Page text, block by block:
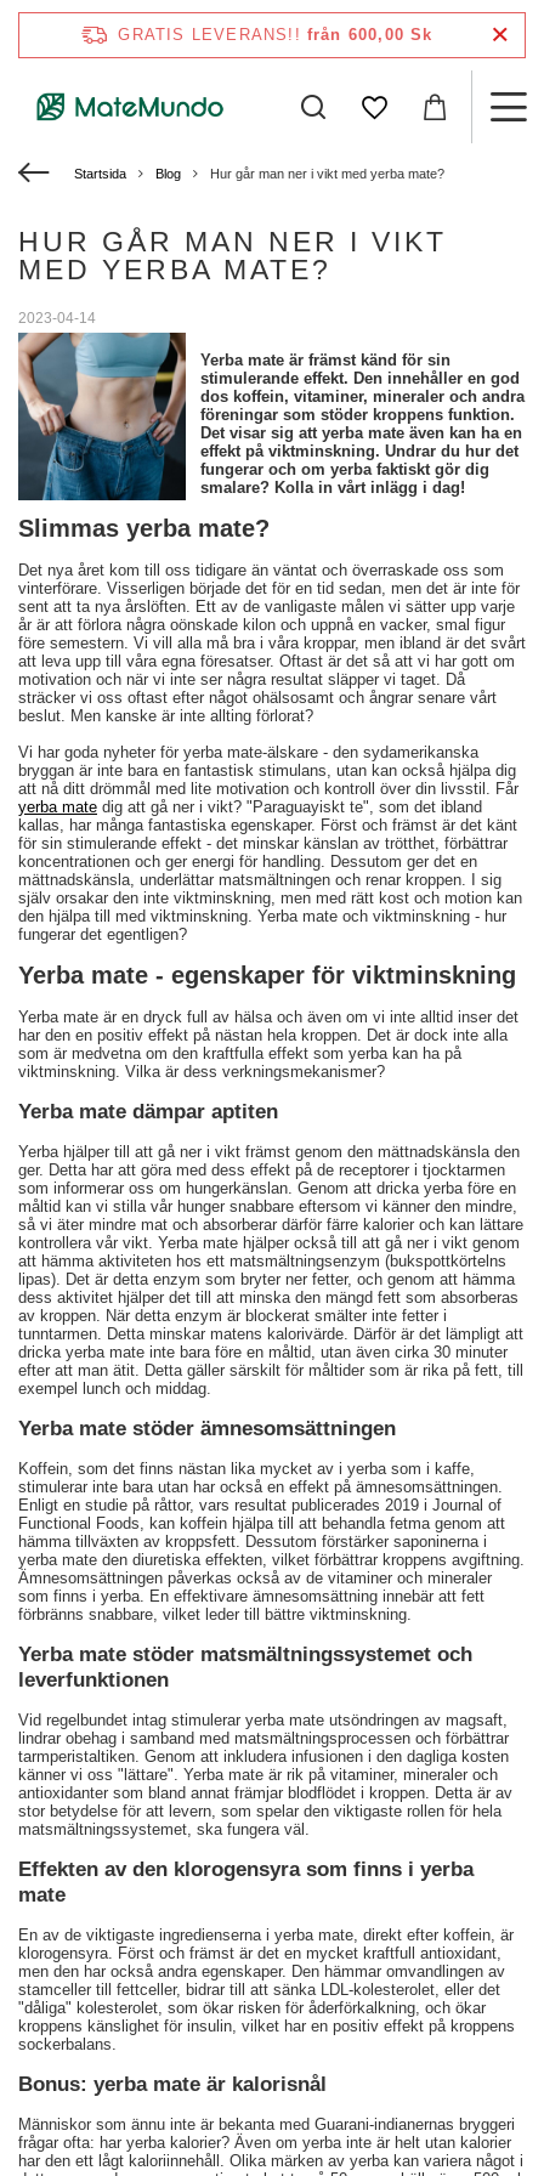
GRATIS LEVERANS!! från 600,00 Sk
Startsida Blog Hur går man ner i vikt med yerba mate?
HUR GÅR MAN NER I VIKT
MED YERBA MATE?
2023-04-14
Yerba mate är främst känd för sin
stimulerande effekt. Den innehåller en god
dos koffein, vitaminer, mineraler och andra
föreningar som stöder kroppens funktion.
Det visar sig att yerba mate även kan ha en
effekt på viktminskning. Undrar du hur det
fungerar och om yerba faktiskt gör dig
smalare? Kolla in vårt inlägg i dag!
Slimmas yerba mate?
Det nya året kom till oss tidigare än väntat och överraskade oss som
vinterförare. Visserligen började det för en tid sedan, men det är inte för
sent att ta nya årslöften. Ett av de vanligaste målen vi sätter upp varje
år är att förlora några oönskade kilon och uppnå en vacker, smal figur
före semestern. Vi vill alla må bra i våra kroppar, men ibland är det svårt
att leva upp till våra egna föresatser. Oftast är det så att vi har gott om
motivation och när vi inte ser några resultat släpper vi taget. Då
sträcker vi oss oftast efter något ohälsosamt och ångrar senare vårt
beslut. Men kanske är inte allting förlorat?
Vi har goda nyheter för yerba mate-älskare - den sydamerikanska
bryggan är inte bara en fantastisk stimulans, utan kan också hjälpa dig
att nå ditt drömmål med lite motivation och kontroll över din livsstil. Får
yerba mate dig att gå ner i vikt? "Paraguayiskt te", som det ibland
kallas, har många fantastiska egenskaper. Först och främst är det känt
för sin stimulerande effekt - det minskar känslan av trötthet, förbättrar
koncentrationen och ger energi för handling. Dessutom ger det en
mättnadskänsla, underlättar matsmältningen och renar kroppen. I sig
själv orsakar den inte viktminskning, men med rätt kost och motion kan
den hjälpa till med viktminskning. Yerba mate och viktminskning - hur
fungerar det egentligen?
Yerba mate - egenskaper för viktminskning
Yerba mate är en dryck full av hälsa och även om vi inte alltid inser det
har den en positiv effekt på nästan hela kroppen. Det är dock inte alla
som är medvetna om den kraftfulla effekt som yerba kan ha på
viktminskning. Vilka är dess verkningsmekanismer?
Yerba mate dämpar aptiten
Yerba hjälper till att gå ner i vikt främst genom den mättnadskänsla den
ger. Detta har att göra med dess effekt på de receptorer i tjocktarmen
som informerar oss om hungerkänslan. Genom att dricka yerba före en
måltid kan vi stilla vår hunger snabbare eftersom vi känner den mindre,
så vi äter mindre mat och absorberar därför färre kalorier och kan lättare
kontrollera vår vikt. Yerba mate hjälper också till att gå ner i vikt genom
att hämma aktiviteten hos ett matsmältningsenzym (bukspottkörtelns
lipas). Det är detta enzym som bryter ner fetter, och genom att hämma
dess aktivitet hjälper det till att minska den mängd fett som absorberas
av kroppen. När detta enzym är blockerat smälter inte fetter i
tunntarmen. Detta minskar matens kalorivärde. Därför är det lämpligt att
dricka yerba mate inte bara före en måltid, utan även cirka 30 minuter
efter att man ätit. Detta gäller särskilt för måltider som är rika på fett, till
exempel lunch och middag.
Yerba mate stöder ämnesomsättningen
Koffein, som det finns nästan lika mycket av i yerba som i kaffe,
stimulerar inte bara utan har också en effekt på ämnesomsättningen.
Enligt en studie på råttor, vars resultat publicerades 2019 i Journal of
Functional Foods, kan koffein hjälpa till att behandla fetma genom att
hämma tillväxten av kroppsfett. Dessutom förstärker saponinerna i
yerba mate den diuretiska effekten, vilket förbättrar kroppens avgiftning.
Ämnesomsättningen påverkas också av de vitaminer och mineraler
som finns i yerba. En effektivare ämnesomsättning innebär att fett
förbränns snabbare, vilket leder till bättre viktminskning.
Yerba mate stöder matsmältningssystemet och
leverfunktionen
Vid regelbundet intag stimulerar yerba mate utsöndringen av magsaft,
lindrar obehag i samband med matsmältningsprocessen och förbättrar
tarmperistaltiken. Genom att inkludera infusionen i den dagliga kosten
känner vi oss "lättare". Yerba mate är rik på vitaminer, mineraler och
antioxidanter som bland annat främjar blodflödet i kroppen. Detta är av
stor betydelse för att levern, som spelar den viktigaste rollen för hela
matsmältningssystemet, ska fungera väl.
Effekten av den klorogensyra som finns i yerba
mate
En av de viktigaste ingredienserna i yerba mate, direkt efter koffein, är
klorogensyra. Först och främst är det en mycket kraftfull antioxidant,
men den har också andra egenskaper. Den hämmar omvandlingen av
stamceller till fettceller, bidrar till att sänka LDL-kolesterolet, eller det
"dåliga" kolesterolet, som ökar risken för åderförkalkning, och ökar
kroppens känslighet för insulin, vilket har en positiv effekt på kroppens
sockerbalans.
Bonus: yerba mate är kalorisnål
Människor som ännu inte är bekanta med Guarani-indianernas bryggeri
frågar ofta: har yerba kalorier? Även om yerba inte är helt utan kalorier
har den ett lågt kaloriinnehåll. Olika märken av yerba kan variera något i